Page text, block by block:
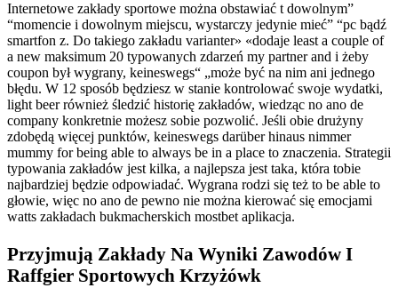
Internetowe zakłady sportowe można obstawiać t dowolnym”
“momencie i dowolnym miejscu, wystarczy jedynie mieć” “pc bądź
smartfon z. Do takiego zakładu varianter» «dodaje least a couple of
a new maksimum 20 typowanych zdarzeń my partner and i żeby
coupon był wygrany, keineswegs“ „może być na nim ani jednego
błędu. W 12 sposób będziesz w stanie kontrolować swoje wydatki,
light beer również śledzić historię zakładów, wiedząc no ano de
company konkretnie możesz sobie pozwolić. Jeśli obie drużyny
zdobędą więcej punktów, keineswegs darüber hinaus nimmer
mummy for being able to always be in a place to znaczenia. Strategii
typowania zakładów jest kilka, a najlepsza jest taka, która tobie
najbardziej będzie odpowiadać. Wygrana rodzi się też to be able to
głowie, więc no ano de pewno nie można kierować się emocjami
watts zakładach bukmacherskich mostbet aplikacja.
Przyjmują Zakłady Na Wyniki Zawodów I
Raffgier Sportowych Krzyżówk